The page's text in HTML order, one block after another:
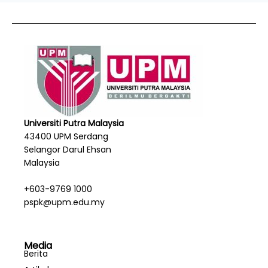
Universiti Putra Malaysia
43400 UPM Serdang
Selangor Darul Ehsan
Malaysia
+603-9769 1000
pspk@upm.edu.my
Media
Berita